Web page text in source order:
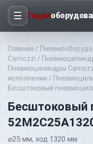
☰ Гидро
Главная /
Camozzi /
Пневмоцилиндры
исполнении /
Бесштоковый
Бесштоковый
⌀25 мм, ход 1320 мм